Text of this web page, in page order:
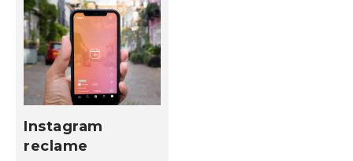
Instagram
reclame